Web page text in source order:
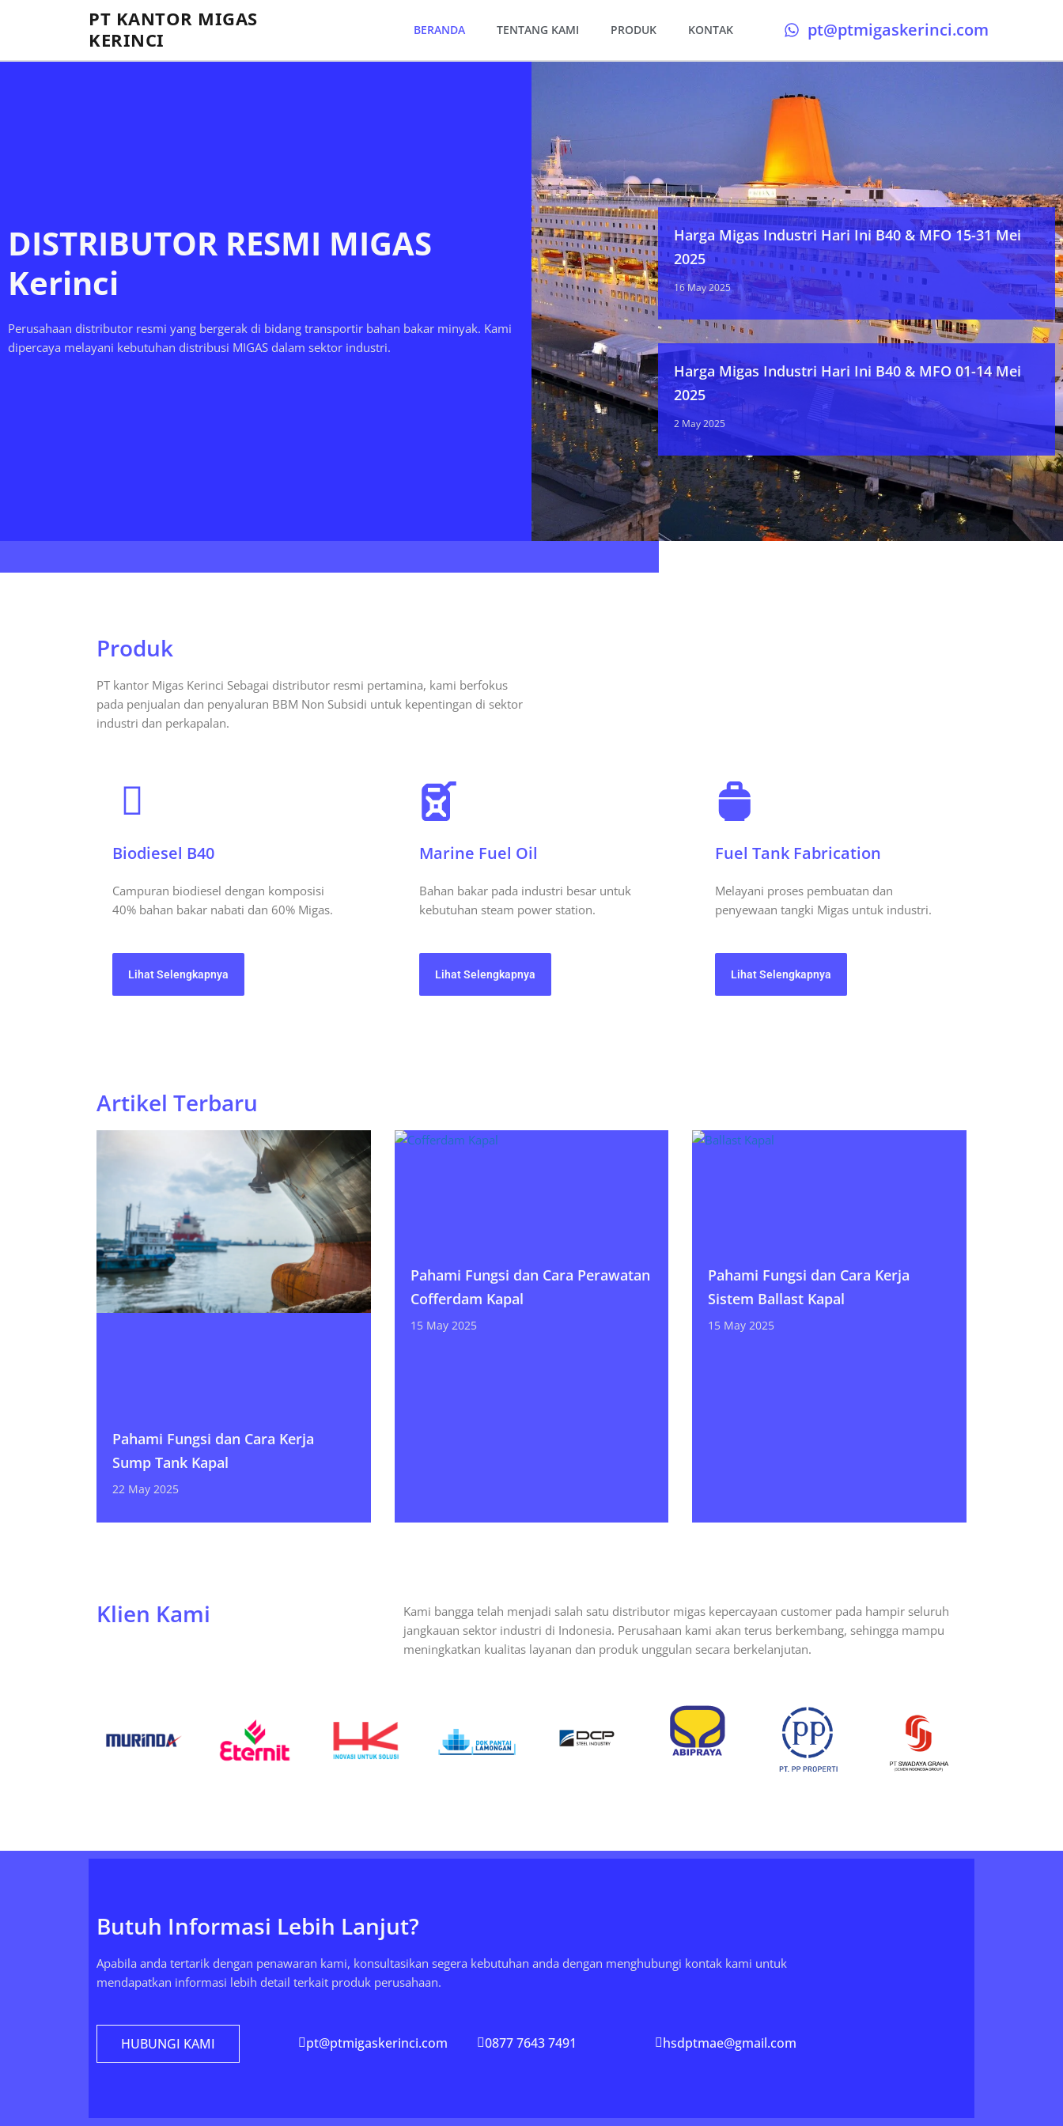
PT KANTOR MIGAS
KERINCI
BERANDA TENTANG KAMI PRODUK KONTAK pt@ptmigaskerinci.com
DISTRIBUTOR RESMI MIGAS
Kerinci
Perusahaan distributor resmi yang bergerak di bidang transportir bahan bakar minyak. Kami
dipercaya melayani kebutuhan distribusi MIGAS dalam sektor industri.
Harga Migas Industri Hari Ini B40 & MFO 15-31 Mei
2025
16 May 2025
Harga Migas Industri Hari Ini B40 & MFO 01-14 Mei
2025
2 May 2025
Produk
PT kantor Migas Kerinci Sebagai distributor resmi pertamina, kami berfokus
pada penjualan dan penyaluran BBM Non Subsidi untuk kepentingan di sektor
industri dan perkapalan.
Biodiesel B40
Campuran biodiesel dengan komposisi
40% bahan bakar nabati dan 60% Migas.
Lihat Selengkapnya
Marine Fuel Oil
Bahan bakar pada industri besar untuk
kebutuhan steam power station.
Lihat Selengkapnya
Fuel Tank Fabrication
Melayani proses pembuatan dan
penyewaan tangki Migas untuk industri.
Lihat Selengkapnya
Artikel Terbaru
Pahami Fungsi dan Cara Kerja
Sump Tank Kapal
22 May 2025
Pahami Fungsi dan Cara Perawatan
Cofferdam Kapal
15 May 2025
Pahami Fungsi dan Cara Kerja
Sistem Ballast Kapal
15 May 2025
Klien Kami
Kami bangga telah menjadi salah satu distributor migas kepercayaan customer pada hampir seluruh
jangkauan sektor industri di Indonesia. Perusahaan kami akan terus berkembang, sehingga mampu
meningkatkan kualitas layanan dan produk unggulan secara berkelanjutan.
Butuh Informasi Lebih Lanjut?
Apabila anda tertarik dengan penawaran kami, konsultasikan segera kebutuhan anda dengan menghubungi kontak kami untuk
mendapatkan informasi lebih detail terkait produk perusahaan.
HUBUNGI KAMI pt@ptmigaskerinci.com 0877 7643 7491 hsdptmae@gmail.com